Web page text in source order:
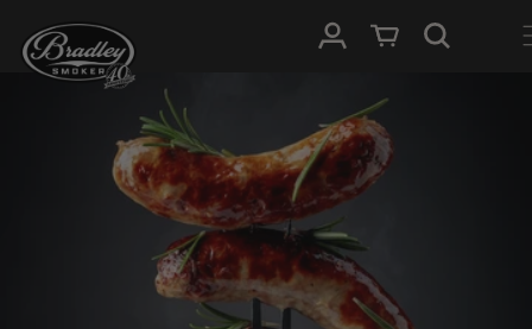
NAAR DE
CONTENT
InloggenWinkelwagen